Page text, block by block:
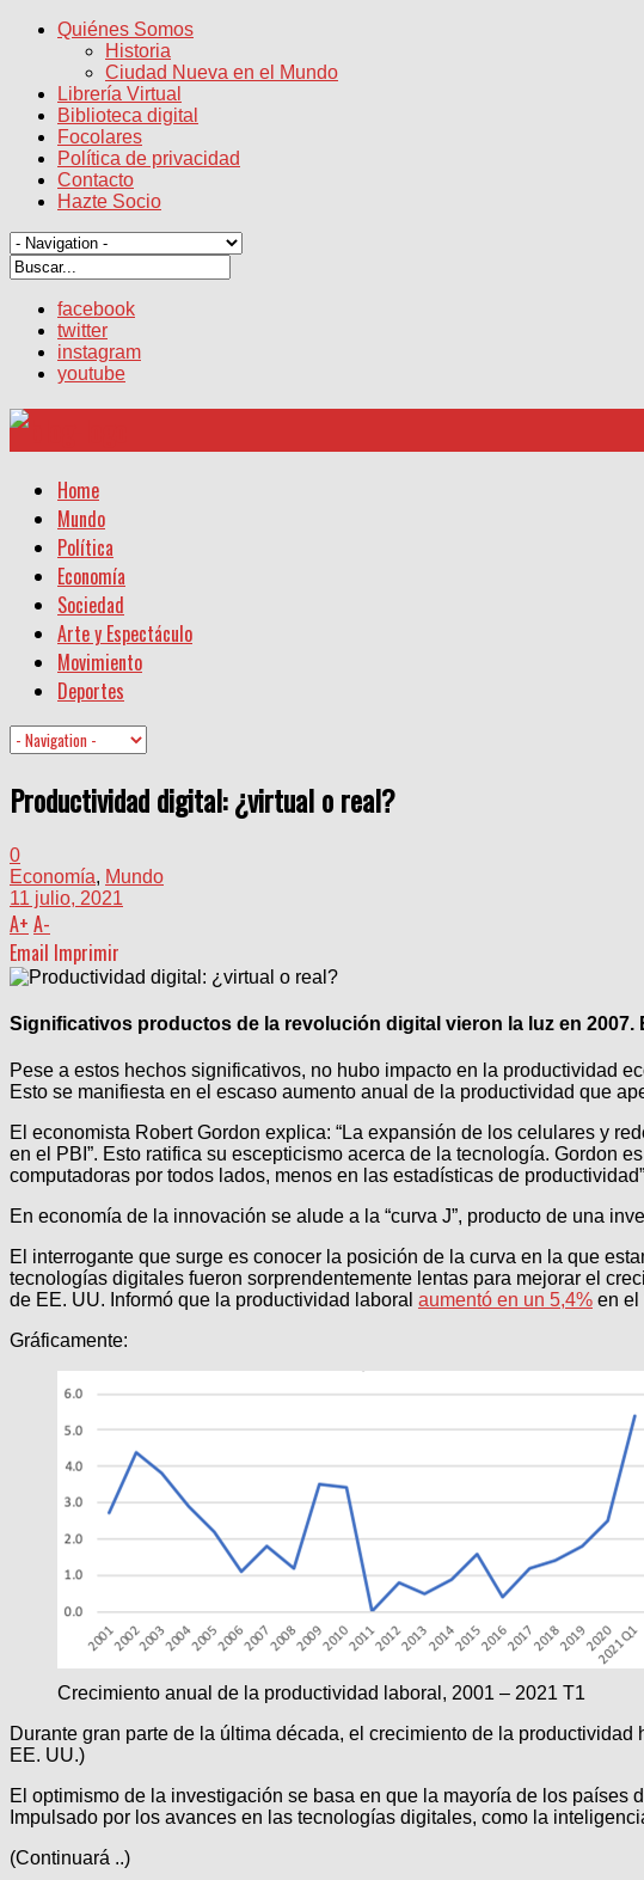
Quiénes Somos
Historia
Ciudad Nueva en el Mundo
Librería Virtual
Biblioteca digital
Focolares
Política de privacidad
Contacto
Hazte Socio
facebook
twitter
instagram
youtube
Home
Mundo
Política
Economía
Sociedad
Arte y Espectáculo
Movimiento
Deportes
Productividad digital: ¿virtual o real?
0
Economía, Mundo
11 julio, 2021
A+ A-
Email Imprimir
Significativos productos de la revolución digital vieron la luz en
Pese a estos hechos significativos, no hubo impacto en la productividad
Esto se manifiesta en el escaso aumento anual de la productividad que
El economista Robert Gordon explica: “La expansión de los celulares y
en el PBI”. Esto ratifica su escepticismo acerca de la tecnología. Gordon
computadoras por todos lados, menos en las estadísticas de
En economía de la innovación se alude a la “curva J”, producto de una
El interrogante que surge es conocer la posición de la curva en la que
tecnologías digitales fueron sorprendentemente lentas para mejorar el
de EE. UU. Informó que la productividad laboral aumentó en un 5,4% en el
Gráficamente:
Crecimiento anual de la productividad laboral, 2001 – 2021 T1
Durante gran parte de la última década, el crecimiento de la
EE. UU.)
El optimismo de la investigación se basa en que la mayoría de los países
Impulsado por los avances en las tecnologías digitales, como la
(Continuará ..)